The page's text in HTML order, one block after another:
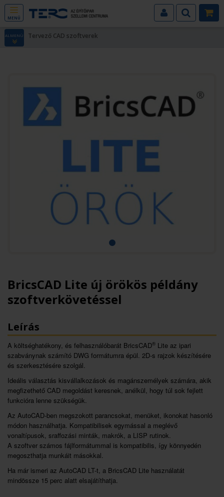
MENÜ
ALMENÜ Tervező CAD szoftverek
BricsCAD Lite új örökös példány
szoftverkövetéssel
Leírás
A költséghatékony, és felhasználóbarát BricsCAD® Lite az ipari
szabványnak számító DWG formátumra épül. 2D-s rajzok készítésére
és szerkesztésére szolgál.
Ideális választás kisvállalkozások és magánszemélyek számára, akik
megfizethető CAD megoldást keresnek, anélkül, hogy túl sok fejlett
funkcióra lenne szükségük.
Az AutoCAD-ben megszokott parancsokat, menüket, ikonokat hasonló
módon használhatja. Kompatibilisek egymással a meglévő
vonaltípusok, sraffozási minták, makrók, a LISP rutinok.
A szoftver számos fájlformátummal is kompatibilis, így könnyedén
megoszthatja munkáit másokkal.
Ha már ismeri az AutoCAD LT-t, a BricsCAD Lite használatát
mindössze 15 perc alatt elsajátíthatja.